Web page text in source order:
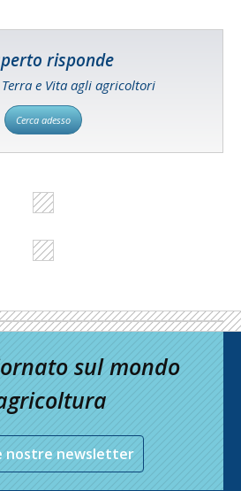
risponde
e Vita agli agricoltori
Cerca adesso
sul mondo
nostre newsletter